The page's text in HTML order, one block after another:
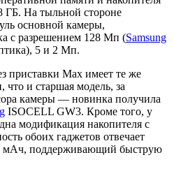
ГБ. На тыльной стороне
основной камеры,
с разрешением 128 Мп (Samsung
5 и 2 Мп.
приставки Max имеет те же
что и старшая модель, за
камеры — новинка получила
ISOCELL GW3. Кроме того, у
модификация накопителя с
обоих гаджетов отвечает
мАч, поддерживающий быструю